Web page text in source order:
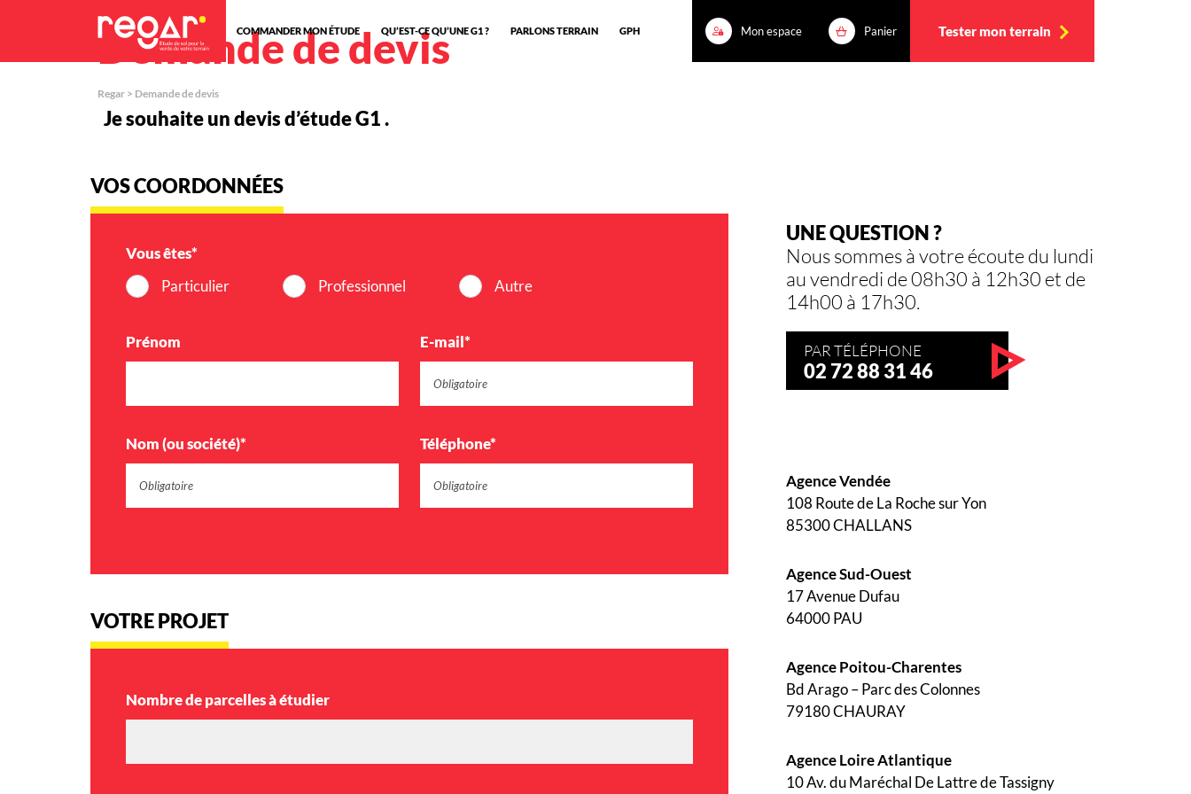
COMMANDER MON ÉTUDE QU’EST-CE QU’UNE G1 ? PARLONS TERRAIN GPH Mon espace Panier Tester mon terrain
Demande de devis
Regar> Demande de devis
Je souhaite un devis d’étude G1 .
VOS COORDONNÉES
Vous êtes*
Particulier
Professionnel Autre
Prénom E-mail*
Nom (ou société)* Téléphone*
VOTRE PROJET
Nombre de parcelles à étudier
UNE QUESTION ?
Nous sommes à votre écoute du lundi
au vendredi de 08h30 à 12h30 et de
14h00 à 17h30.
PAR TÉLÉPHONE
02 72 88 31 46
Agence Vendée
108 Route de La Roche sur Yon
85300 CHALLANS
Agence Sud-Ouest
17 Avenue Dufau
64000 PAU
Agence Poitou-Charentes
Bd Arago – Parc des Colonnes
79180 CHAURAY
Agence Loire Atlantique
10 Av. du Maréchal De Lattre de Tassigny